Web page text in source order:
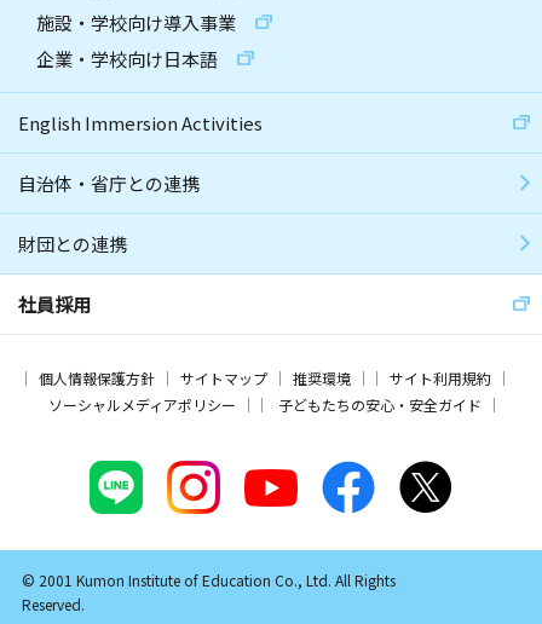
施設・学校向け導入事業
企業・学校向け日本語
English Immersion Activities
自治体・省庁との連携
財団との連携
社員採用
個人情報保護方針 サイトマップ 推奨環境
サイト利用規約
ソーシャルメディアポリシー
子どもたちの安心・安全ガイド
© 2001 Kumon Institute of Education Co., Ltd. All Rights
Reserved.